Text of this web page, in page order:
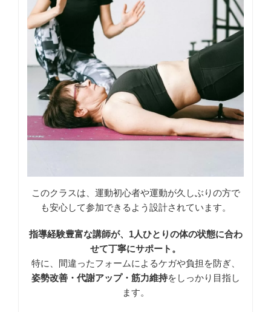
このクラスは、運動初心者や運動が久しぶりの方で
も安心して参加できるよう設計されています。
指導経験豊富な講師が、1人ひとりの体の状態に合わ
せて丁寧にサポート。
特に、間違ったフォームによるケガや負担を防ぎ、
姿勢改善・代謝アップ・筋力維持をしっかり目指し
ます。